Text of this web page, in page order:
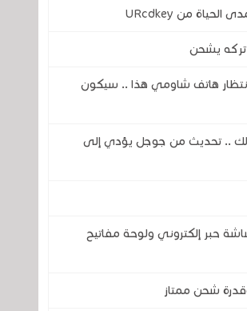
هاتف شاومي هذا .. سيكون
لك .. تحديث من جوجل يؤدي إلى
حبر إلكتروني ولوحة مفاتيح